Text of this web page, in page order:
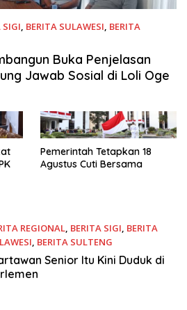
SIGI, BERITA SULAWESI, BERITA
Buka Penjelasan
Jawab Sosial di Loli Oge
Pemerintah Tetapkan 18
Agustus Cuti Bersama
REGIONAL, BERITA SIGI, BERITA
, BERITA SULTENG
3, 2025Senior Itu Kini Duduk di